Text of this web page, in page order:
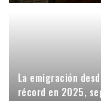
La emigración
récord en 2025,